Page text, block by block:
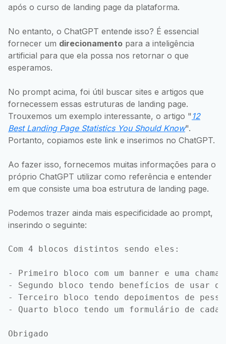
após o curso de landing page da plataforma.
No entanto, o ChatGPT entende isso? É essencial
fornecer um direcionamento para a inteligência
artificial para que ela possa nos retornar o que
esperamos.
No prompt acima, foi útil buscar sites e artigos que
fornecessem essas estruturas de landing page.
Trouxemos um exemplo interessante, o artigo " 12
Best Landing Page Statistics You Should Know".
Portanto, copiamos este link e inserimos no ChatGPT.
Ao fazer isso, fornecemos muitas informações para o
próprio ChatGPT utilizar como referência e entender
em que consiste uma boa estrutura de landing page.
Podemos trazer ainda mais especificidade ao prompt,
inserindo o seguinte:
Com 4 blocos distintos sendo eles:
- Primeiro bloco com um banner e uma
- Segundo bloco tendo benefícios de usar o
- Terceiro bloco tendo depoimentos de
- Quarto bloco tendo um formulário de